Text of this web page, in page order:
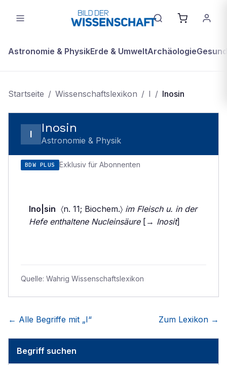
Astronomie & PhysikErde & UmweltArchäologie
Startseite / Wissenschaftslexikon / I / Inosin
I Inosin
Astronomie & Physik
BDW PLUS Exklusiv für Abonnenten
Ino|sin 〈n. 11; Biochem.〉 im Fleisch u. in der
Hefe enthaltene Nucleinsäure[→ Inosit]
Quelle: Wahrig Wissenschaftslexikon
← Alle Begriffe mit „I“ Zum Lexikon →
Begriff suchen